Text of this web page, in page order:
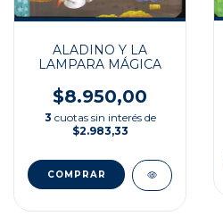
ALADINO Y LA
LAMPARA MÁGICA
$8.950,00
3 cuotas sin interés de
$2.983,33